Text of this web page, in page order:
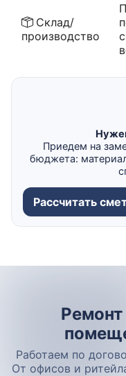
Склад/
производство
Приедем на
бюджета:
Рассчитать
Работаем по
От офисов и